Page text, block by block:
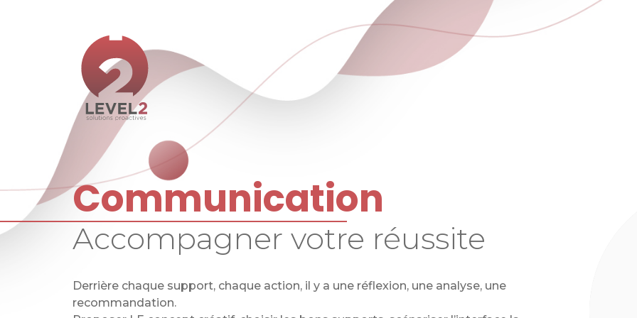
Communication
Accompagner votre réussite
Derrière chaque support, chaque action, il y a une réflexion, une analyse, une
recommandation.